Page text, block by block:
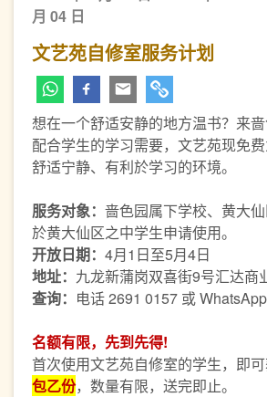
月 04 日
文艺苑自修室服务计划
想在一个舒适安静的地方温书？来
配合学生的学习需要，文艺苑现免
舒适宁静、有利於学习的环境。
服务对象： 啬色园属下学校、黄大
於黄大仙区之中学生申请使用。
开放日期： 4月1日至5月4日
地址： 九龙新蒲岗双喜街9号汇达商
查询： 电话 2691 0157 或
名额有限，先到先得!
首次使用文艺苑自修室的学生，即
包乙份，数量有限，送完即止。